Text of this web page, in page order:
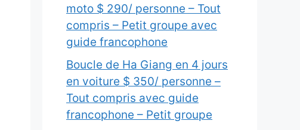
moto $ 290/ personne – Tout
compris – Petit groupe avec
guide francophone
Boucle de Ha Giang en 4 jours
en voiture $ 350/ personne –
Tout compris avec guide
francophone – Petit groupe